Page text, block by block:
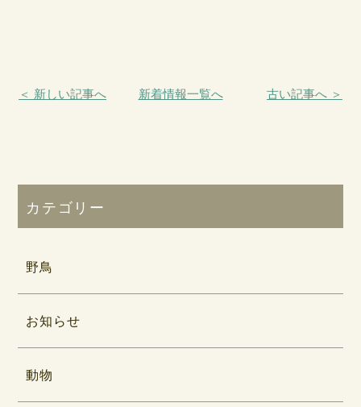
＜ 新しい記事へ 新着情報一覧へ 古い記事へ ＞
カテゴリー
野鳥
お知らせ
動物